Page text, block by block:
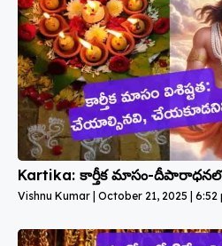
Kartika: కార్తీక మాసం-
Vishnu Kumar October 21, 2025 6:52